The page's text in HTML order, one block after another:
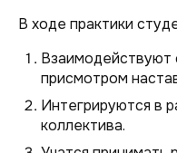
В ходе практики
Взаимодействуют
присмотром
Интегрируются в
коллектива.